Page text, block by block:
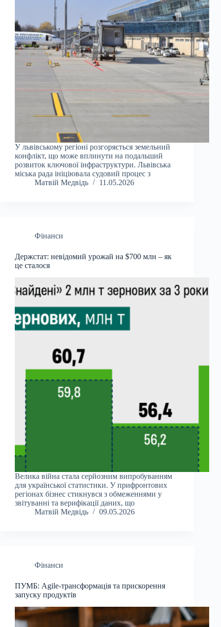
У львівському регіоні розгоряється земельний
конфлікт, що може вплинути на подальший
розвиток ключової інфраструктури. Львівська
міська рада ініціювала судовий процес з
Матвій Медвідь
11.05.2026
Фінанси
Держстат: невідомий урожай на $700 млн – як
це сталося
Велика війна стала серйозним випробуванням
для української статистики. У прифронтових
регіонах бізнес стикнувся з обмеженнями у
звітуванні та верифікації даних, що
Матвій Медвідь
09.05.2026
Фінанси
ПУМБ: Agile-трансформація та прискорення
запуску продуктів